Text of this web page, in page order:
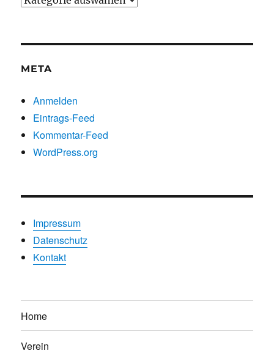
META
Anmelden
Eintrags-Feed
Kommentar-Feed
WordPress.org
Impressum
Datenschutz
Kontakt
Home
Verein